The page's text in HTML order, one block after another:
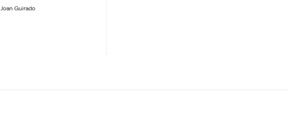
Joan Guirado